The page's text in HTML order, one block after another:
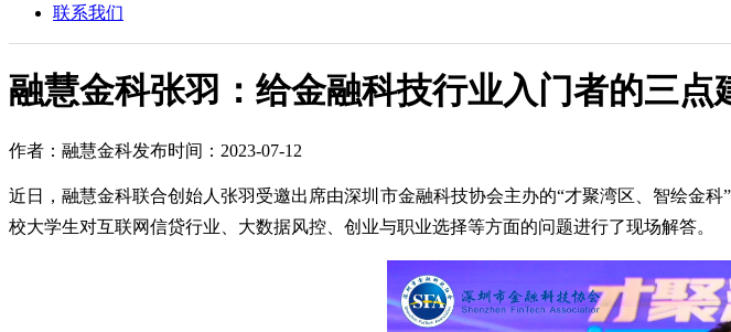
联系我们
融慧金科张羽：给金融科技行业入门者的三点
作者：融慧金科发布时间：2023-07-12
近日，融慧金科联合创始人张羽受邀出席由深圳市金融科技协会主办的“才聚湾区、智绘金
校大学生对互联网信贷行业、大数据风控、创业与职业选择等方面的问题进行了现场解答。